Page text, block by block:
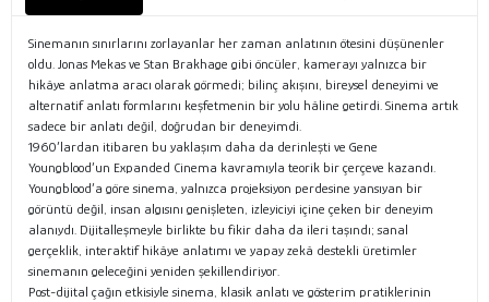
Sinemanın sınırlarını zorlayanlar her zaman anlatının ötesini düşünenler
oldu. Jonas Mekas ve Stan Brakhage gibi öncüler, kamerayı yalnızca bir
hikâye anlatma aracı olarak görmedi; bilinç akışını, bireysel deneyimi ve
alternatif anlatı formlarını keşfetmenin bir yolu hâline getirdi. Sinema artık
sadece bir anlatı değil, doğrudan bir deneyimdi.
1960’lardan itibaren bu yaklaşım daha da derinleşti ve Gene
Youngblood’un Expanded Cinema kavramıyla teorik bir çerçeve kazandı.
Youngblood’a göre sinema, yalnızca projeksiyon perdesine yansıyan bir
görüntü değil, insan algısını genişleten, izleyiciyi içine çeken bir deneyim
alanıydı. Dijitalleşmeyle birlikte bu fikir daha da ileri taşındı; sanal
gerçeklik, interaktif hikâye anlatımı ve yapay zekâ destekli üretimler
sinemanın geleceğini yeniden şekillendiriyor.
Post-dijital çağın etkisiyle sinema, klasik anlatı ve gösterim pratiklerinin